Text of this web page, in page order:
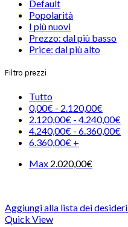
Default
Popolarità
I più nuovi
Prezzo: dal più basso
Price: dal più alto
Filtro prezzi
Tutto
0,00€ - 2.120,00€
2.120,00€ - 4.240,00€
4.240,00€ - 6.360,00€
6.360,00€ +
Max 2.020,00€
Aggiungi alla lista dei desideri
Quick View